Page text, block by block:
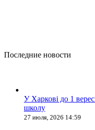
Последние новости
У Харкові до 1
школу
27 июля, 2026 14:59